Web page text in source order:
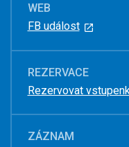
WEB
FB událost
REZERVACE
Rezervovat
ZÁZNAM